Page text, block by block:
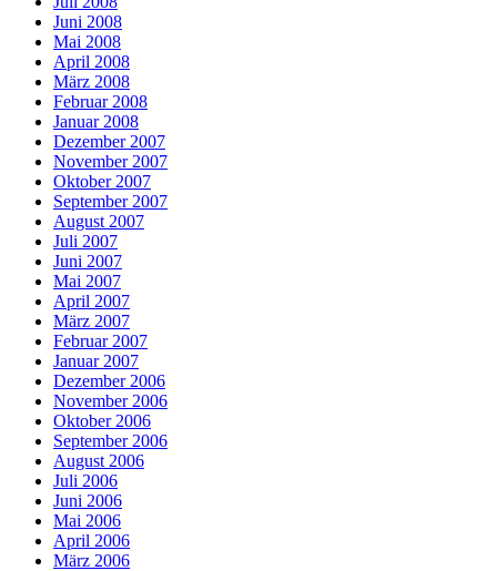
Juni 2008
Mai 2008
April 2008
März 2008
Februar 2008
Januar 2008
Dezember 2007
November 2007
Oktober 2007
September 2007
August 2007
Juli 2007
Juni 2007
Mai 2007
April 2007
März 2007
Februar 2007
Januar 2007
Dezember 2006
November 2006
Oktober 2006
September 2006
August 2006
Juli 2006
Juni 2006
Mai 2006
April 2006
März 2006